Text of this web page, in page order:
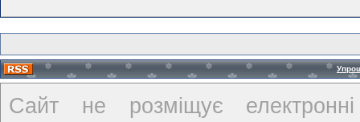
Сайт не розміщує